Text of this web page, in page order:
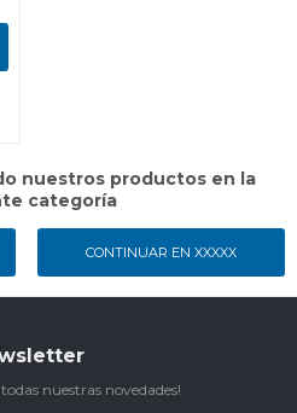
nuestros productos en la
categoría
CONTINUAR EN XXXXX
nuestras novedades!